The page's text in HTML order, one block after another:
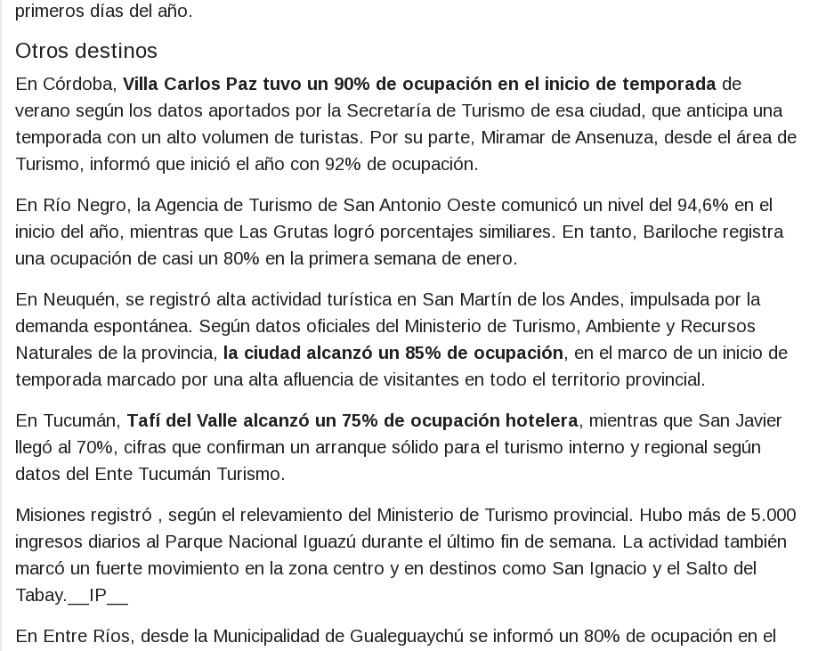
primeros días del año.
Otros destinos
En Córdoba, Villa Carlos Paz tuvo un 90% de ocupación en el inicio de temporada de
verano según los datos aportados por la Secretaría de Turismo de esa ciudad, que anticipa una
temporada con un alto volumen de turistas. Por su parte, Miramar de Ansenuza, desde el área de
Turismo, informó que inició el año con 92% de ocupación.
En Río Negro, la Agencia de Turismo de San Antonio Oeste comunicó un nivel del 94,6% en el
inicio del año, mientras que Las Grutas logró porcentajes similiares. En tanto, Bariloche registra
una ocupación de casi un 80% en la primera semana de enero.
En Neuquén, se registró alta actividad turística en San Martín de los Andes, impulsada por la
demanda espontánea. Según datos oficiales del Ministerio de Turismo, Ambiente y Recursos
Naturales de la provincia,
la ciudad alcanzó un 85% de ocupación, en el marco de un inicio de
temporada marcado por una alta afluencia de visitantes en todo el territorio provincial.
En Tucumán, Tafí del Valle alcanzó un 75% de ocupación hotelera, mientras que San Javier
llegó al 70%, cifras que confirman un arranque sólido para el turismo interno y regional según
datos del Ente Tucumán Turismo.
Misiones registró , según el relevamiento del Ministerio de Turismo provincial. Hubo más de 5.000
ingresos diarios al Parque Nacional Iguazú durante el último fin de semana. La actividad también
marcó un fuerte movimiento en la zona centro y en destinos como San Ignacio y el Salto del
Tabay. __IP__
En Entre Ríos, desde la Municipalidad de Gualeguaychú se informó un 80% de ocupación en el